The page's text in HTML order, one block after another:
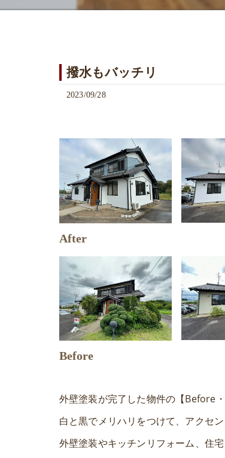
撥水もバッチリ
2023/09/28
After
Before
外壁塗装が完了した物件の【Before
白と黒でメリハリをつけて、アクセ
外壁塗装やキッチンリフォーム、住